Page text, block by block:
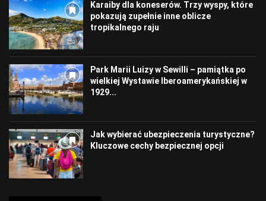
Karaiby dla koneserów. Trzy wyspy, które
pokazują zupełnie inne oblicze
tropikalnego raju
Park Marii Luizy w Sewilli – pamiątka po
wielkiej Wystawie Iberoamerykańskiej w
1929...
Jak wybierać ubezpieczenia turystyczne?
Kluczowe cechy bezpiecznej opcji